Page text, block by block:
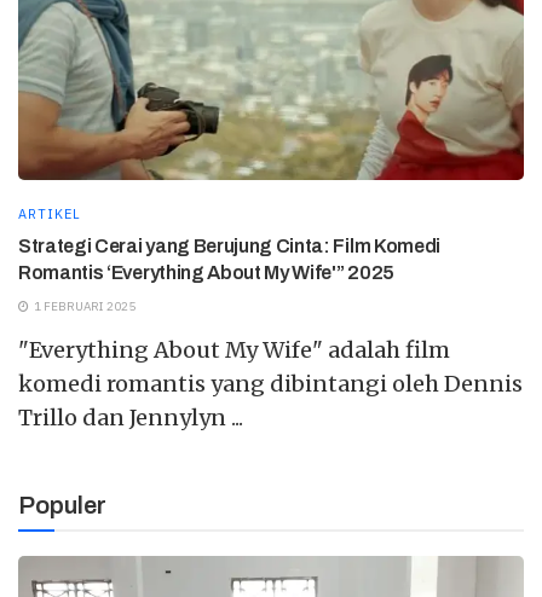
ARTIKEL
Strategi Cerai yang Berujung Cinta: Film Komedi
Romantis ‘Everything About My Wife'” 2025
1 FEBRUARI 2025
"Everything About My Wife" adalah film
komedi romantis yang dibintangi oleh Dennis
Trillo dan Jennylyn ...
Populer